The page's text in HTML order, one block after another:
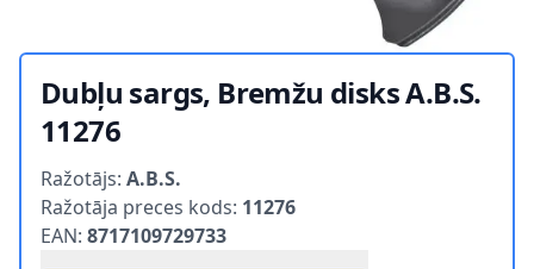
Dubļu sargs, Bremžu disks A.B.S.
11276
Ražotājs: A.B.S.
Ražotāja preces kods: 11276
EAN: 8717109729733